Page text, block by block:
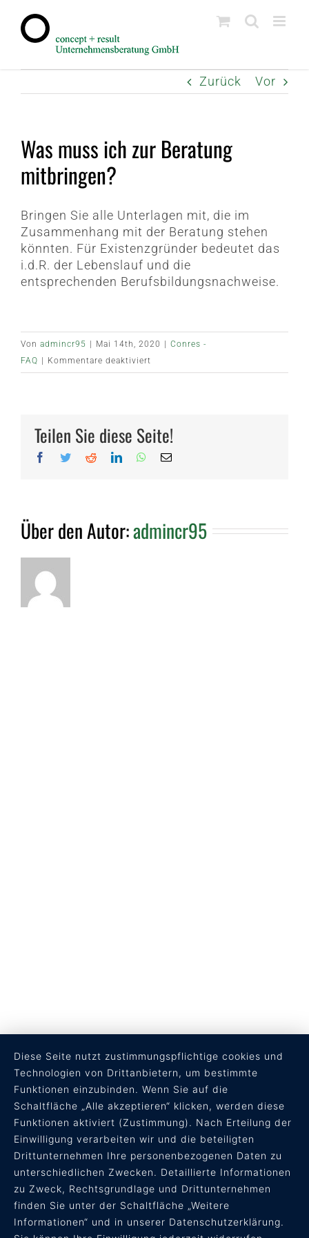
Inhalt
springen
Zurück Vor
Was muss ich zur Beratung
mitbringen?
Bringen Sie alle Unterlagen mit, die im
Zusammenhang mit der Beratung stehen
könnten. Für Existenzgründer bedeutet das
i.d.R. der Lebenslauf und die
entsprechenden Berufsbildungsnachweise.
Von admincr95 Mai 14th, 2020
Conres -
FAQ
Kommentare deaktiviert
Beratung
mitbringen?
Teilen Sie diese Seite!
Facebook
TwitterReddit LinkedInWhatsApp
Über den Autor:admincr95
RECHTLICHES
AGB
Datenschutz
Impressum
Diese Seite nutzt zustimmungspflichtige cookies und
Technologien von Drittanbietern, um bestimmte
Funktionen einzubinden. Wenn Sie auf die
Schaltfläche „Alle akzeptieren“ klicken, werden diese
Funktionen aktiviert (Zustimmung). Nach Erteilung der
Einwilligung verarbeiten wir und die beteiligten
Drittunternehmen Ihre personenbezogenen Daten zu
unterschiedlichen Zwecken. Detaillierte Informationen
zu Zweck, Rechtsgrundlage und Drittunternehmen
finden Sie unter der Schaltfläche „Weitere
Informationen“ und in unserer Datenschutzerklärung.